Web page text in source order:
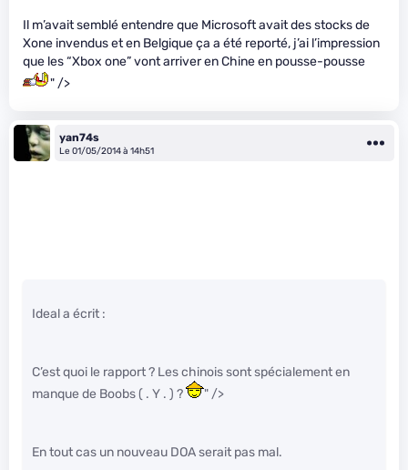
Il m’avait semblé entendre que Microsoft avait des stocks de
Xone invendus et en Belgique ça a été reporté, j’ai l’impression
que les “Xbox one” vont arriver en Chine en pousse-pousse
" />
yan74s
Le 01/05/2014 à 14h51
Ideal a écrit :
C’est quoi le rapport ? Les chinois sont spécialement en
manque de Boobs ( . Y . ) ?
" />
En tout cas un nouveau DOA serait pas mal.